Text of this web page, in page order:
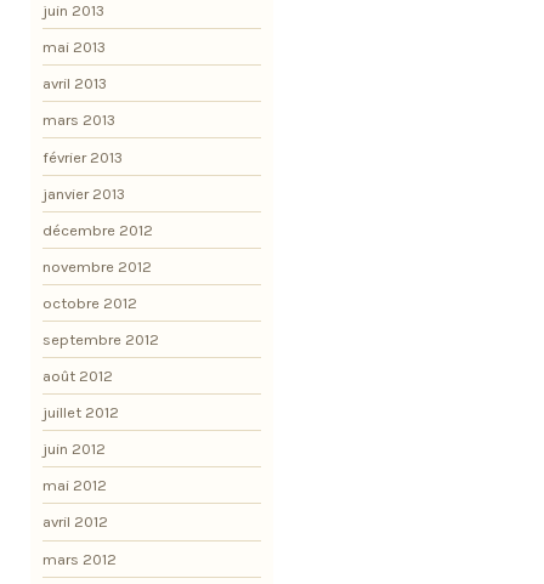
juin 2013
mai 2013
avril 2013
mars 2013
février 2013
janvier 2013
décembre 2012
novembre 2012
octobre 2012
septembre 2012
août 2012
juillet 2012
juin 2012
mai 2012
avril 2012
mars 2012